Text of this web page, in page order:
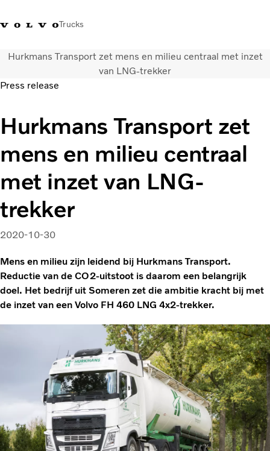
Trucks
ContactKennis vergrotenMerchandiseInloggen Nederland
CO2-reductie
Trucks
Truck Builder
Services
Dealer locator
Nieuws
Over ons
Hurkmans Transport zet mens en milieu centraal met inzet
van LNG-trekker
Press release
Hurkmans Transport zet
mens en milieu centraal
met inzet van LNG-
trekker
2020-10-30
Mens en milieu zijn leidend bij Hurkmans Transport.
Reductie van de CO2-uitstoot is daarom een belangrijk
doel. Het bedrijf uit Someren zet die ambitie kracht bij met
de inzet van een Volvo FH 460 LNG 4x2-trekker.